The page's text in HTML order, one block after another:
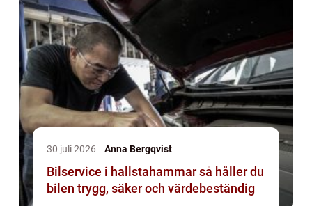
30 juli 2026 Anna Bergqvist
Bilservice i hallstahammar så håller du
bilen trygg, säker och värdebeständig